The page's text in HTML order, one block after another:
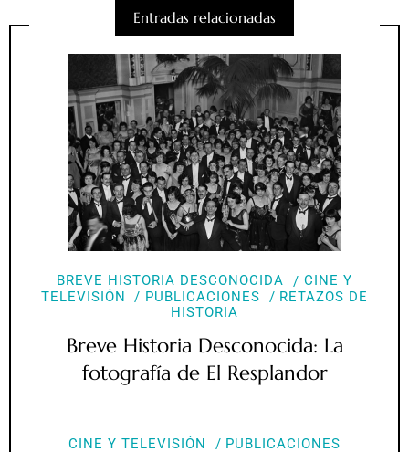
Entradas relacionadas
BREVE HISTORIA DESCONOCIDA
CINE Y
TELEVISIÓN
PUBLICACIONES
RETAZOS DE
HISTORIA
Breve Historia Desconocida: La
fotografía de El Resplandor
CINE Y TELEVISIÓN PUBLICACIONES